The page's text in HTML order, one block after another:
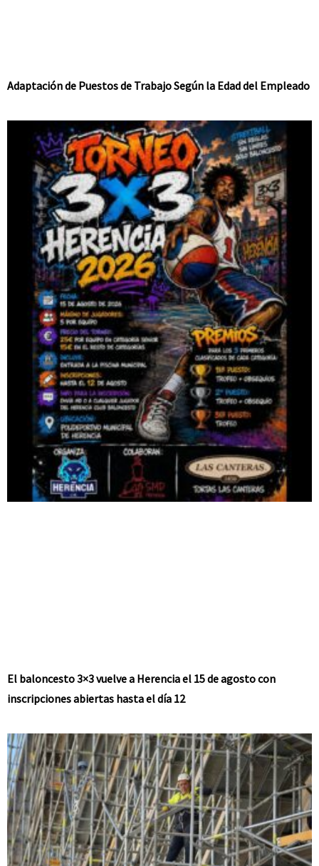
Adaptación de Puestos de Trabajo Según la Edad del Empleado
El baloncesto 3×3 vuelve a Herencia el 15 de agosto con
inscripciones abiertas hasta el día 12